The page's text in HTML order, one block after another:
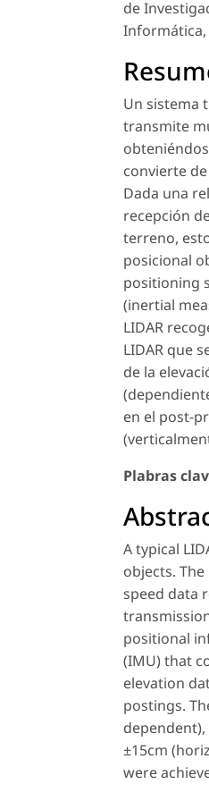
de
Informática,
Un sistema
transmite
convierte
Dada una
recepción
terreno,
posicional
positioning
(inertial
LIDAR
LIDAR que
de la
en el post-
Plabras
A typical
objects.
speed data
positional
(IMU) that
elevation
postings.
±15cm
were